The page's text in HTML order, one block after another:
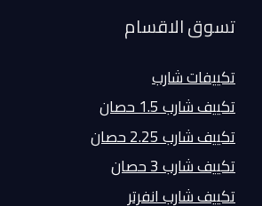
تسوق الاقسام
تكييفات شارب
تكييف شارب 1.5 حصان
تكييف شارب 2.25 حصان
تكييف شارب 3 حصان
تكييف شارب انفرتر